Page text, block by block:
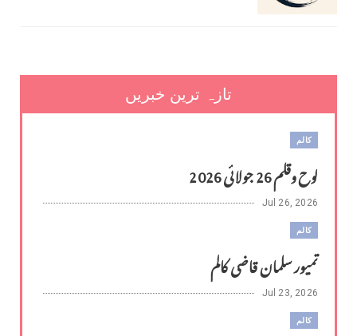
تازہ ترین خبریں
کالم
لوح وقلم 26 جولائی 2026
Jul 26, 2026
کالم
تمیور سلمان قاضی کالم
Jul 23, 2026
کالم